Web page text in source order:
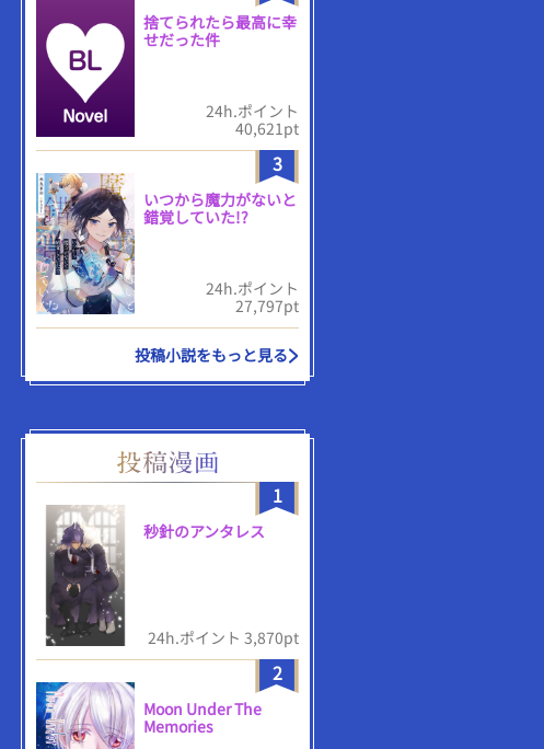
捨てられたら最高に幸
せだった件
24h.ポイント
40,621pt
3
いつから魔力がないと
錯覚していた!?
24h.ポイント
27,797pt
投稿小説をもっと見る
1
秒針のアンタレス
24h.ポイント 3,870pt
2
Moon Under The
Memories